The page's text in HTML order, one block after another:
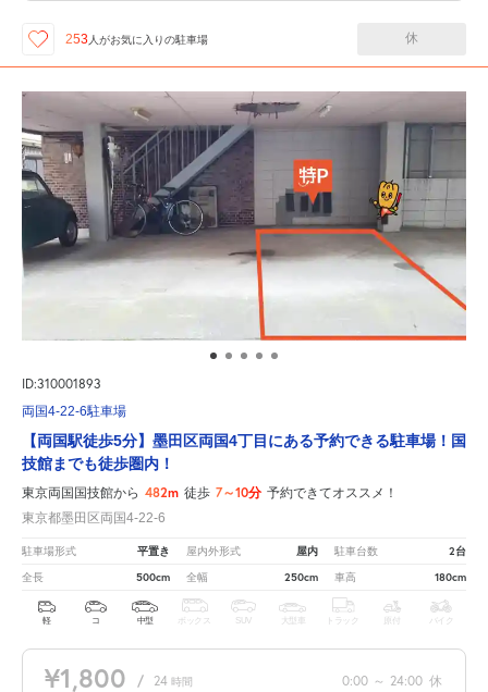
253 人がお気に入りの駐車場 休
ID:310001893
両国4-22-6駐車場
【両国駅徒歩5分】墨田区両国4丁目にある予約できる駐車場！国
技館までも徒歩圏内！
東京両国国技館から 482m 徒歩 7～10分 予約できてオススメ！
東京都墨田区両国4-22-6
駐車場形式 平置き 屋内外形式 屋内 駐車台数 2台
全長 500cm 全幅 250cm 車高 180cm
軽 コ 中型 ボックス SUV 大型車 トラック 原付 バイク
¥1,800 / 24 時間 0:00 ～ 24:00 休